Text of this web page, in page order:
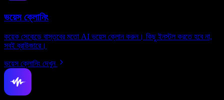
ভয়েস ক্লোনিং
কয়েক সেকেন্ডে বাস্তবের মতো AI ভয়েস ক্লোন করুন। কিছু ইনস্টল করতে হবে না,
সবই ব্রাউজারে।
ভয়েস ক্লোনিং দেখুন